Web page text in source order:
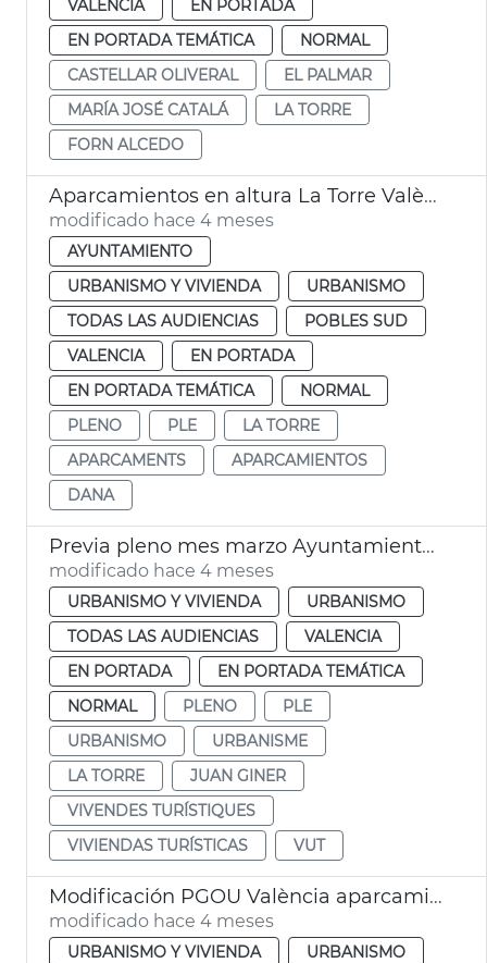
VALENCIA
EN PORTADA
EN PORTADA TEMÁTICA
NORMAL
CASTELLAR OLIVERAL
EL PALMAR
MARÍA JOSÉ CATALÁ
LA TORRE
FORN ALCEDO
Aparcamientos en altura La Torre València
modificado hace 4 meses
AYUNTAMIENTO
URBANISMO Y VIVIENDA
URBANISMO
TODAS LAS AUDIENCIAS
POBLES SUD
VALENCIA
EN PORTADA
EN PORTADA TEMÁTICA
NORMAL
PLENO
PLE
LA TORRE
APARCAMENTS
APARCAMIENTOS
DANA
Previa pleno mes marzo Ayuntamiento València
modificado hace 4 meses
URBANISMO Y VIVIENDA
URBANISMO
TODAS LAS AUDIENCIAS
VALENCIA
EN PORTADA
EN PORTADA TEMÁTICA
NORMAL
PLENO
PLE
URBANISMO
URBANISME
LA TORRE
JUAN GINER
VIVENDES TURÍSTIQUES
VIVIENDAS TURÍSTICAS
VUT
Modificación PGOU València aparcamientos altura la Torre
modificado hace 4 meses
URBANISMO Y VIVIENDA
URBANISMO